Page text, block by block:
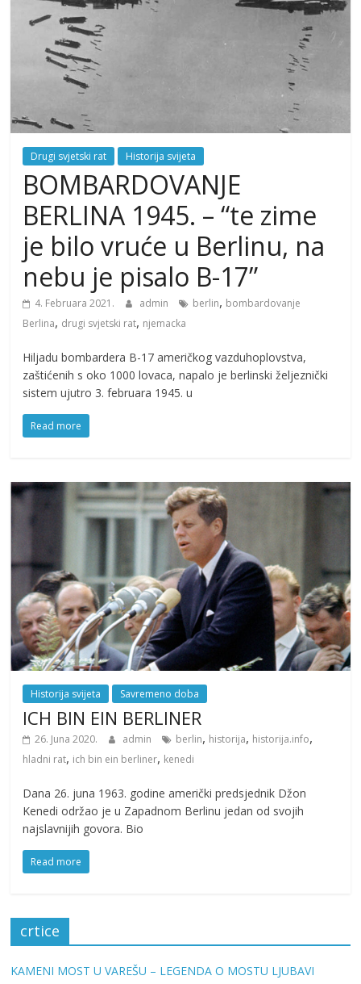
Drugi svjetski rat Historija svijeta
BOMBARDOVANJE
BERLINA 1945. – “te zime
je bilo vruće u Berlinu, na
nebu je pisalo B-17”
4. Februara 2021. admin berlin, bombardovanje
Berlina, drugi svjetski rat, njemacka
Hiljadu bombardera B-17 američkog vazduhoplovstva,
zaštićenih s oko 1000 lovaca, napalo je berlinski željeznički
sistem ujutro 3. februara 1945. u
Read more
Historija svijeta Savremeno doba
ICH BIN EIN BERLINER
26. Juna 2020. admin berlin, historija, historija.info,
hladni rat, ich bin ein berliner, kenedi
Dana 26. juna 1963. godine američki predsjednik Džon
Kenedi održao je u Zapadnom Berlinu jedan od svojih
najslavnijih govora. Bio
Read more
crtice
KAMENI MOST U VAREŠU – LEGENDA O MOSTU LJUBAVI